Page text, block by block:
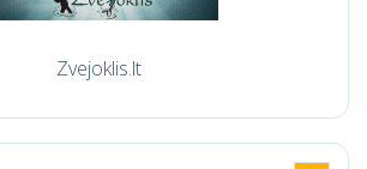
Zvejoklis.lt